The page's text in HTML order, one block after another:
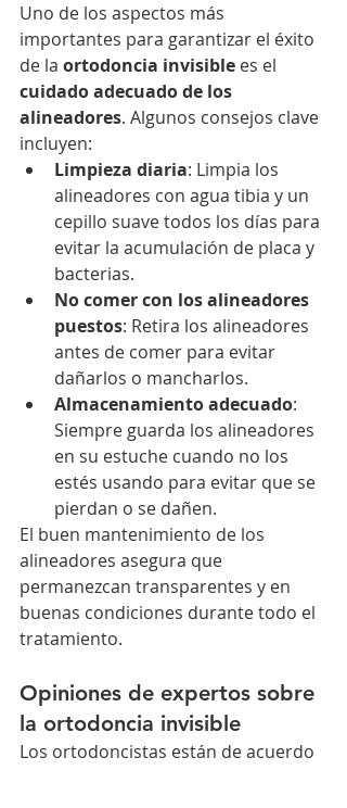
Uno de los aspectos más
importantes para garantizar el éxito
de la ortodoncia invisible es el
cuidado adecuado de los
alineadores. Algunos consejos clave
incluyen:
Limpieza diaria: Limpia los
alineadores con agua tibia y un
cepillo suave todos los días para
evitar la acumulación de placa y
bacterias.
No comer con los alineadores
puestos: Retira los alineadores
antes de comer para evitar
dañarlos o mancharlos.
Almacenamiento adecuado:
Siempre guarda los alineadores
en su estuche cuando no los
estés usando para evitar que se
pierdan o se dañen.
El buen mantenimiento de los
alineadores asegura que
permanezcan transparentes y en
buenas condiciones durante todo el
tratamiento.
Opiniones de expertos sobre
la ortodoncia invisible
Los ortodoncistas están de acuerdo